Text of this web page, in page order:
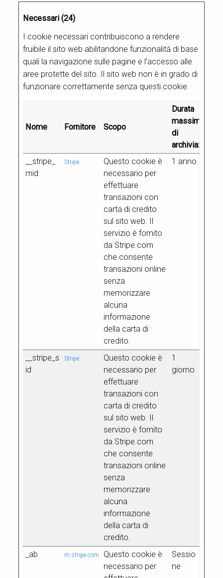
Necessari (24)
I cookie necessari contribuiscono a rendere
fruibile il sito web abilitandone funzionalità di base
quali la navigazione sulle pagine e l'accesso alle
aree protette del sito. Il sito web non è in grado di
funzionare correttamente senza questi cookie.
Nome Fornitore Scopo
Durata
massima
di
archiviazione
__stripe_
mid
Stripe
Questo cookie è
necessario per
effettuare
transazioni con
carta di credito
sul sito web. Il
servizio è fornito
da Stripe.com
che consente
transazioni online
senza
memorizzare
alcuna
informazione
della carta di
credito.
1 anno
__stripe_s
id
Stripe
Questo cookie è
necessario per
effettuare
transazioni con
carta di credito
sul sito web. Il
servizio è fornito
da Stripe.com
che consente
transazioni online
senza
memorizzare
alcuna
informazione
della carta di
credito.
1
giorno
_ab m.stripe.com
Questo cookie è
necessario per
Sessio
ne